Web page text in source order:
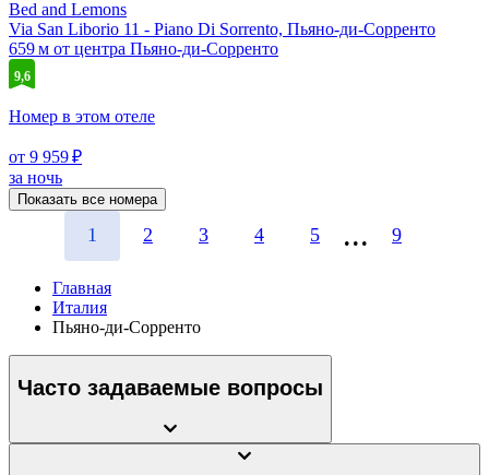
Bed and Lemons
Via San Liborio 11 - Piano Di Sorrento, Пьяно-ди-Сорренто
659 м от центра Пьяно-ди-Сорренто
9,6
Номер в этом отеле
от 9 959 ₽
за ночь
Показать все номера
1 2 3 4 5 9
Главная
Италия
Пьяно-ди-Сорренто
Часто задаваемые вопросы